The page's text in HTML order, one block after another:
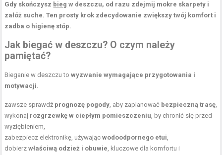
Gdy skończysz bieg w deszczu, od razu zdejmij mokre skarpety i
załóż suche. Ten prosty krok zdecydowanie zwiększy twój komfort i
zadba o higienę stóp.
Jak biegać w deszczu? O czym należy
pamiętać?
Bieganie w deszczu towyzwanie wymagające przygotowania i
motywacji.
zawsze sprawdź prognozę pogody, aby zaplanować bezpieczną trasę,
wykonaj rozgrzewkę w ciepłym pomieszczeniu, by chronić się przed
wyziębieniem,
zabezpiecz elektronikę, używającwodoodpornego etui,
dobierzwłaściwą odzież i obuwie, kluczowe dla komfortu i